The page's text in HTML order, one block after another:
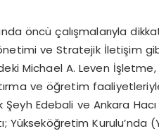
öncü çalışmalarıyla
ve Stratejik İletişim
Michael A. Leven
ve öğretim
Edebali ve Ankara
Yükseköğretim Kurulu’nda